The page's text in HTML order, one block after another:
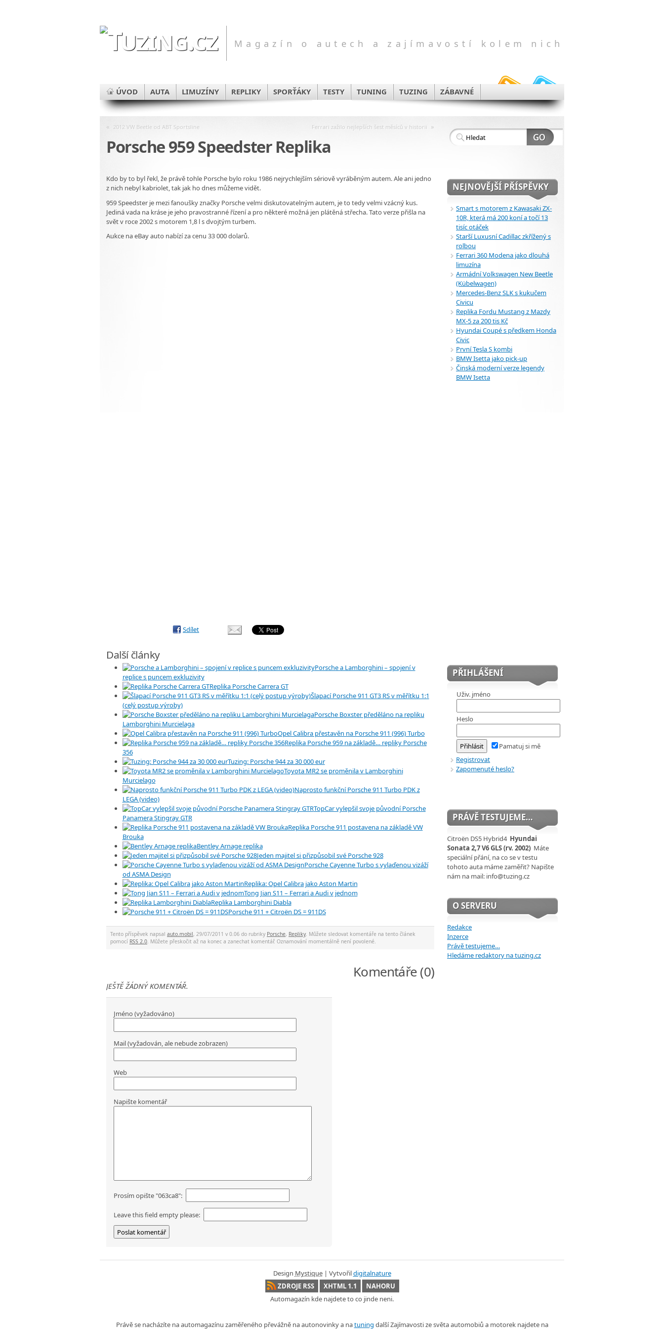
Magazín o autech a zajímavostí kolem nich
ÚVOD AUTA LIMUZÍNY REPLIKY SPORŤÁKY TESTY TUNING TUZING ZÁBAVNÉ
« 2012 VW Beetle od ABT Sportsline Ferrari zažilo nejlepších šest měsíců v historii »
Porsche 959 Speedster Replika
Kdo by to byl řekl, že právě tohle Porsche bylo roku 1986 nejrychlejším sériově vyráběným autem. Ale ani jedno
z nich nebyl kabriolet, tak jak ho dnes můžeme vidět.
959 Speedster je mezi fanoušky značky Porsche velmi diskutovatelným autem, je to tedy velmi vzácný kus.
Jediná vada na kráse je jeho pravostranné řízení a pro některé možná jen plátěná střecha. Tato verze přišla na
svět v roce 2002 s motorem 1,8 l s dvojtým turbem.
Aukce na eBay auto nabízí za cenu 33 000 dolarů.
Sdílet
Další články
Porsche a Lamborghini – spojení v
replice s puncem exkluzivity
Replika Porsche Carrera GT
Šlapací Porsche 911 GT3 RS v měřítku 1:1
(celý postup výroby)
Porsche Boxster předěláno na repliku
Lamborghini Murcielaga
Opel Calibra přestavěn na Porsche 911 (996) Turbo
Replika Porsche 959 na základě… repliky Porsche
356
Tuzing: Porsche 944 za 30 000 eur
Toyota MR2 se proměnila v Lamborghini
Murcielago
Naprosto funkční Porsche 911 Turbo PDK z
LEGA (video)
TopCar vylepšil svoje původní Porsche
Panamera Stingray GTR
Replika Porsche 911 postavena na základě VW
Brouka
Bentley Arnage replika
Jeden majitel si přizpůsobil své Porsche 928
Porsche Cayenne Turbo s vylaďenou vizáží
od ASMA Design
Replika: Opel Calibra jako Aston Martin
Tong Jian S11 – Ferrari a Audi v jednom
Replika Lamborghini Diabla
Porsche 911 + Citroën DS = 911DS
Tento příspěvek napsal auto.mobil, 29/07/2011 v 0.06 do rubriky Porsche, Repliky. Můžete sledovat komentáře na tento článek
pomocí RSS 2.0. Můžete přeskočit až na konec a zanechat komentář. Oznamování momentálně není povolené.
Komentáře (0)
JEŠTĚ ŽÁDNÝ KOMENTÁŘ.
Jméno (vyžadováno)
Mail (vyžadován, ale nebude zobrazen)
Web
Napište komentář
Prosím opište "063ca8":
Leave this field empty please:
NEJNOVĚJŠÍ PŘÍSPĚVKY
Smart s motorem z Kawasaki ZX-
10R, která má 200 koní a točí 13
tisíc otáček
Starší Luxusní Cadillac zkřížený s
rolbou
Ferrari 360 Modena jako dlouhá
limuzína
Armádní Volkswagen New Beetle
(Kübelwagen)
Mercedes-Benz SLK s kukučem
Civicu
Replika Fordu Mustang z Mazdy
MX-5 za 200 tis Kč
Hyundai Coupé s předkem Honda
Civic
První Tesla S kombi
BMW Isetta jako pick-up
Činská moderní verze legendy
BMW Isetta
PŘIHLÁŠENÍ
Uživ. jméno
Heslo
Pamatuj si mě
Registrovat
Zapomenuté heslo?
PRÁVĚ TESTUJEME…
Citroën DS5 Hybrid4 Hyundai
Sonata 2,7 V6 GLS (rv. 2002) Máte
speciální přání, na co se v testu
tohoto auta máme zaměřit? Napište
nám na mail: info@tuzing.cz
O SERVERU
Redakce
Inzerce
Právě testujeme…
Hledáme redaktory na tuzing.cz
Design Mystique| Vytvořildigitalnature
ZDROJE RSS
XHTML 1.1
NAHORU
Automagazín kde najdete to co jinde neni.
Právě se nacházíte na automagazínu zaměřeného převážně na autonovinky a natuning další Zajímavosti ze světa automobiů a motorek najdete na